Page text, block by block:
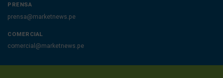
PRENSA
prensa@marketnews.pe
COMERCIAL
comercial@marketnews.pe